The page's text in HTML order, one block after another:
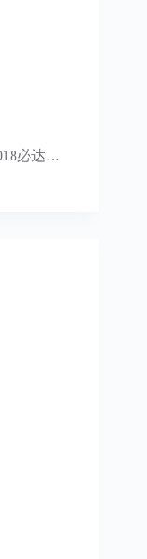
必达…